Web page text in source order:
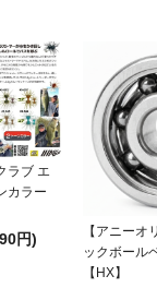
ラブ エ
カラー
円)
【アニーオ
ックボール
【HX】